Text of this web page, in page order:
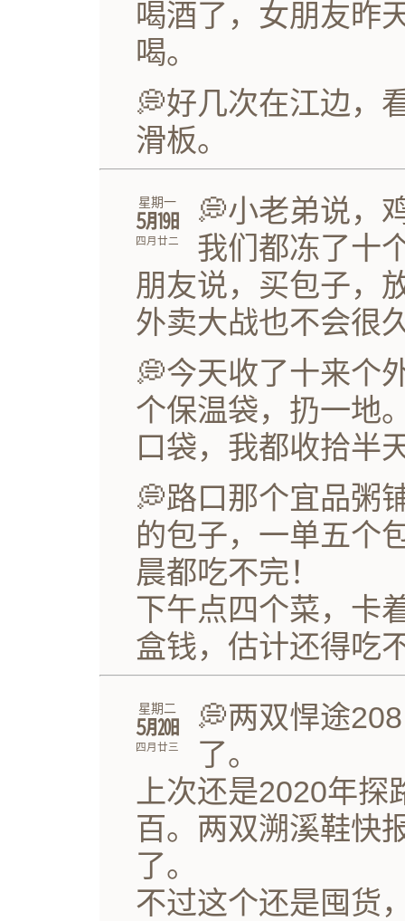
喝酒了，女朋友昨
喝。
💭好几次在江边，
滑板。
星期一
㋄㏲
四月廿二
💭小老弟说，
我们都冻了十
朋友说，买包子，
外卖大战也不会很
💭今天收了十来个
个保温袋，扔一地
口袋，我都收拾半
💭路口那个宜品粥
的包子，一单五个
晨都吃不完！
下午点四个菜，卡
盒钱，估计还得吃
星期二
㋄㏳
四月廿三
💭两双悍途
了。
上次还是2020年
百。两双溯溪鞋快
了。
不过这个还是囤货